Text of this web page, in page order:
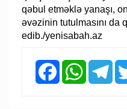
qəbul etməklə yanaşı,
əvəzinin tutulmasını da
edib./yenisabah.az
FacebookWhatsApp